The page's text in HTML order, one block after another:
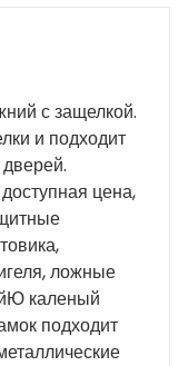
с защелкой.
и подходит
цена,
ложные
каленый
подходит